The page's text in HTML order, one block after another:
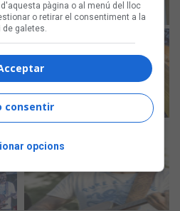
pàgina o al menú del lloc
o retirar el consentiment a la
de galetes.
consentir
opcions